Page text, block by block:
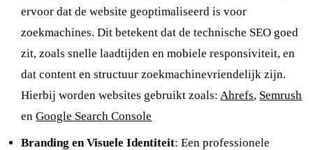
ervoor dat de website geoptimaliseerd is voor
zoekmachines. Dit betekent dat de technische SEO goed
zit, zoals snelle laadtijden en mobiele responsiviteit, en
dat content en structuur zoekmachinevriendelijk zijn.
Hierbij worden websites gebruikt zoals: Ahrefs, Semrush
enGoogle Search Console
Branding en Visuele Identiteit: Een professionele